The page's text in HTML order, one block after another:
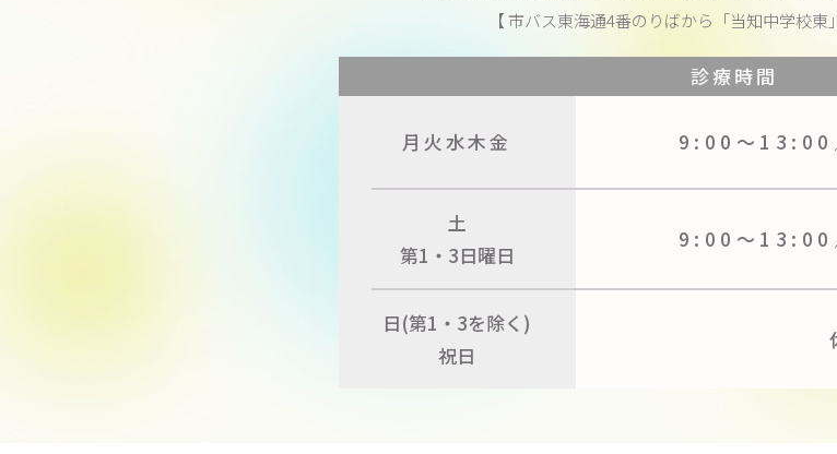
【 市バス東海通4番のりばから 「当知中学校東
診療時間
月火水木金 9:00〜13:00
土
第1・3日曜日
9:00〜13:00
日(第1・3を除く)
祝日